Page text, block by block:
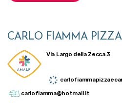
CARLO FIAMMA
Via Largo della Zecca 3
carlofiamma@hotmail.it